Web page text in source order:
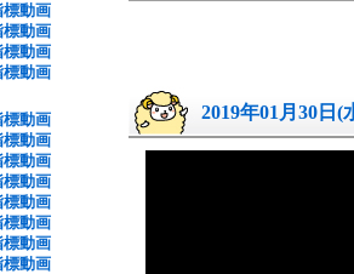
標動画
標動画
標動画
標動画
標動画
標動画
標動画
標動画
標動画
標動画
標動画
標動画
2019年01月30日